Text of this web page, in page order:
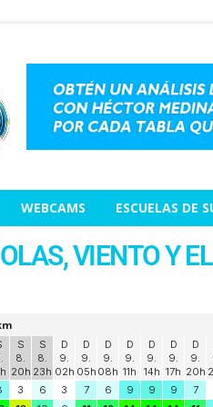
WEBCAMS ESCUELAS DE
VIENTO Y